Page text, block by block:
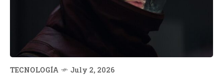
TECNOLOGÍA July 2, 2026